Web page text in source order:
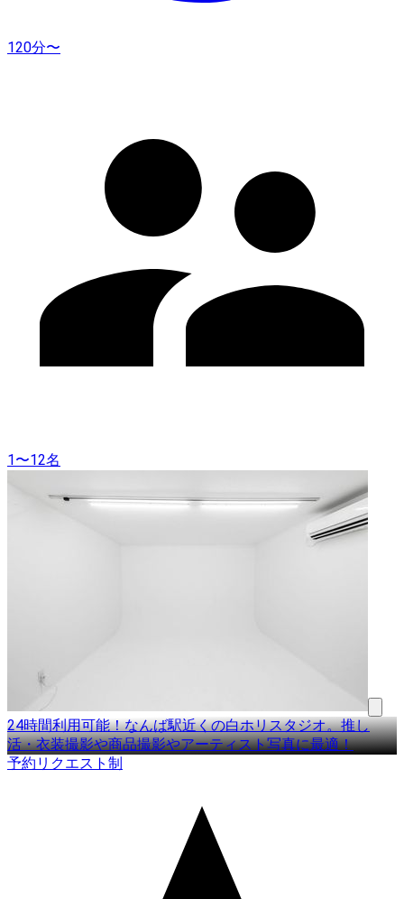
120分〜
1〜12名
24時間利用可能！なんば駅近くの白ホリスタジオ。推し
活・衣装撮影や商品撮影やアーティスト写真に最適！
予約リクエスト制